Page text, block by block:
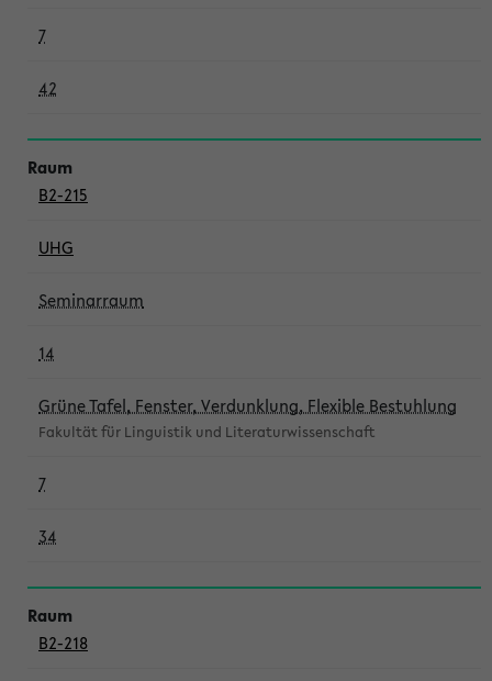
7
42
B2-215
UHG
Seminarraum
14
Grüne Tafel, Fenster, Verdunklung, Flexible Bestuhlung
Fakultät für Linguistik und Literaturwissenschaft
7
34
B2-218